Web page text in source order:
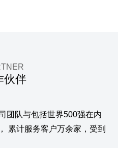
伙伴
团队与包括世界500强在内
累计服务客户万余家，受到